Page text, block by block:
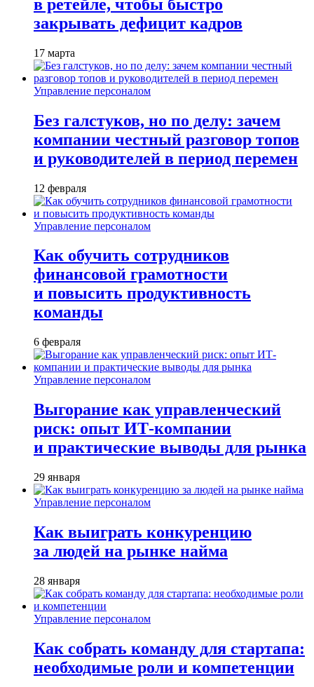
в ретейле, чтобы быстро
закрывать дефицит кадров
17 марта
Управление персоналом
Без галстуков, но по делу: зачем
компании честный разговор топов
и руководителей в период перемен
12 февраля
Управление персоналом
Как обучить сотрудников
финансовой грамотности
и повысить продуктивность
команды
6 февраля
Управление персоналом
Выгорание как управленческий
риск: опыт ИТ-компании
и практические выводы для рынка
29 января
Управление персоналом
Как выиграть конкуренцию
за людей на рынке найма
28 января
Управление персоналом
Как собрать команду для стартапа:
необходимые роли и компетенции